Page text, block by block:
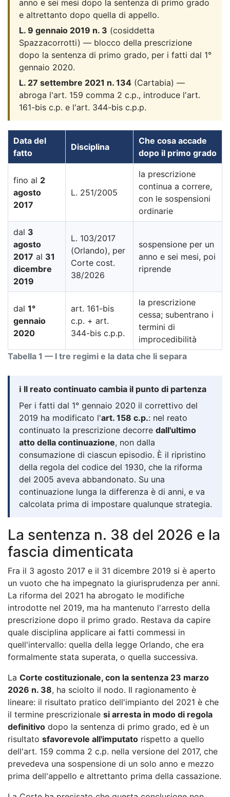
anno e sei mesi dopo la sentenza di primo grado
e altrettanto dopo quella di appello.
L. 9 gennaio 2019 n. 3 (cosiddetta
Spazzacorrotti) — blocco della prescrizione
dopo la sentenza di primo grado, per i fatti dal 1°
gennaio 2020.
L. 27 settembre 2021 n. 134 (Cartabia) —
abroga l'art. 159 comma 2 c.p., introduce l'art.
161-bis c.p. e l'art. 344-bis c.p.p.
Tabella 1 — I tre regimi e la data che li separa
Data del
fatto
Disciplina
Che cosa accade
dopo il primo grado
fino al 2
agosto
2017
L. 251/2005
la prescrizione
continua a correre,
con le sospensioni
ordinarie
dal 3
agosto
2017 al 31
dicembre
2019
L. 103/2017
(Orlando), per
Corte cost.
38/2026
sospensione per un
anno e sei mesi, poi
riprende
dal 1°
gennaio
2020
art. 161-bis
c.p. + art.
344-bis c.p.p.
la prescrizione
cessa; subentrano i
termini di
improcedibilità
ℹ️ Il reato continuato cambia il punto di partenza
Per i fatti dal 1° gennaio 2020 il correttivo del
2019 ha modificato l'art. 158 c.p.: nel reato
continuato la prescrizione decorre dall'ultimo
atto della continuazione, non dalla
consumazione di ciascun episodio. È il ripristino
della regola del codice del 1930, che la riforma
del 2005 aveva abbandonato. Su una
continuazione lunga la differenza è di anni, e va
calcolata prima di impostare qualunque strategia.
La sentenza n. 38 del 2026 e la
fascia dimenticata
Fra il 3 agosto 2017 e il 31 dicembre 2019 si è aperto
un vuoto che ha impegnato la giurisprudenza per anni.
La riforma del 2021 ha abrogato le modifiche
introdotte nel 2019, ma ha mantenuto l'arresto della
prescrizione dopo il primo grado. Restava da capire
quale disciplina applicare ai fatti commessi in
quell'intervallo: quella della legge Orlando, che era
formalmente stata superata, o quella successiva.
La Corte costituzionale, con la sentenza 23 marzo
2026 n. 38, ha sciolto il nodo. Il ragionamento è
lineare: il risultato pratico dell'impianto del 2021 è che
il termine prescrizionale si arresta in modo di regola
definitivo dopo la sentenza di primo grado, ed è un
risultato sfavorevole all'imputato rispetto a quello
dell'art. 159 comma 2 c.p. nella versione del 2017, che
prevedeva una sospensione di un solo anno e mezzo
prima dell'appello e altrettanto prima della cassazione.